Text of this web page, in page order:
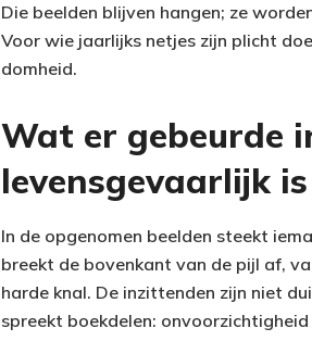
Die beelden blijven hangen; ze
Voor wie jaarlijks netjes zijn plicht
domheid.
Wat er gebeurde
levensgevaarlijk is
In de opgenomen beelden steekt
breekt de bovenkant van de pijl af,
harde knal. De inzittenden zijn niet
spreekt boekdelen: